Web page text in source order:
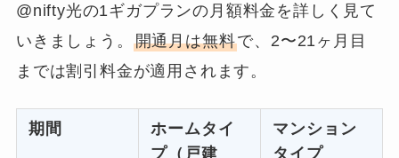
@nifty光の1ギガプランの月額料金を詳しく見て
いきましょう。 開通月は無料で、2〜21ヶ月目
までは割引料金が適用されます。
期間
ホームタイ
プ（戸建
マンション
タイプ